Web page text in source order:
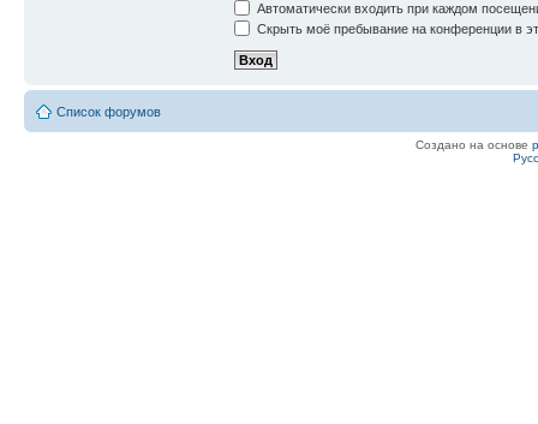
Автоматически входить при каждом
Скрыть моё пребывание на конференции в
Список форумов
Создано на основе